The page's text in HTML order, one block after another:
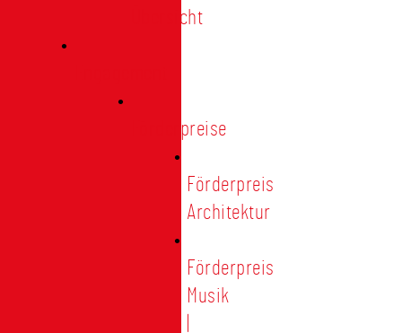
Übersicht
Förderpreise
Förderpreis
Architektur
Förderpreis
Musik